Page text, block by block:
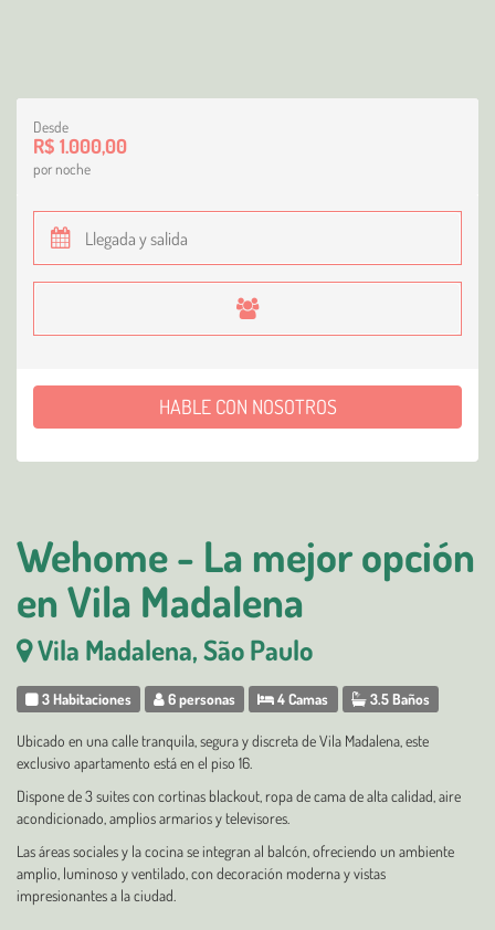
Wehome - La mejor opción
en Vila Madalena
Vila Madalena, São Paulo
3 Habitaciones 6 personas 4 Camas 3.5 Baños
Ubicado en una calle tranquila, segura y discreta de Vila Madalena, este
exclusivo apartamento está en el piso 16.
Dispone de 3 suites con cortinas blackout, ropa de cama de alta calidad, aire
acondicionado, amplios armarios y televisores.
Las áreas sociales y la cocina se integran al balcón, ofreciendo un ambiente
amplio, luminoso y ventilado, con decoración moderna y vistas
impresionantes a la ciudad.
Desde
R$ 1.000,00
por noche
HABLE CON NOSOTROS